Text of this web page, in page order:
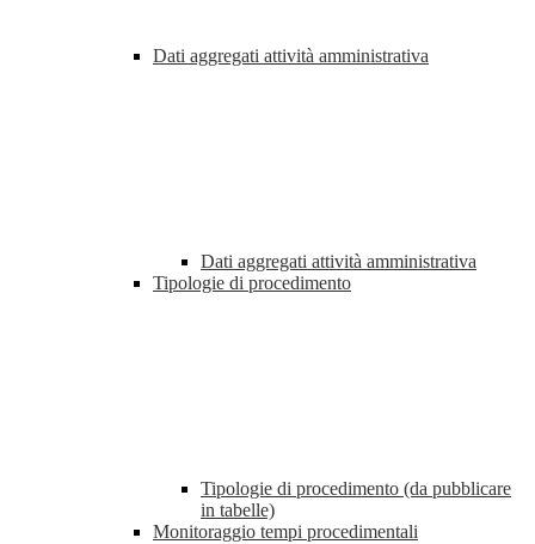
Dati aggregati attività amministrativa
Dati aggregati attività amministrativa
Tipologie di procedimento
Tipologie di procedimento (da pubblicare
in tabelle)
Monitoraggio tempi procedimentali